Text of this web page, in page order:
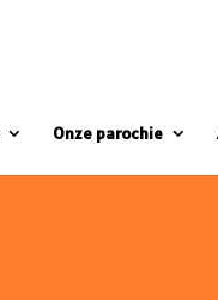
Onze parochie